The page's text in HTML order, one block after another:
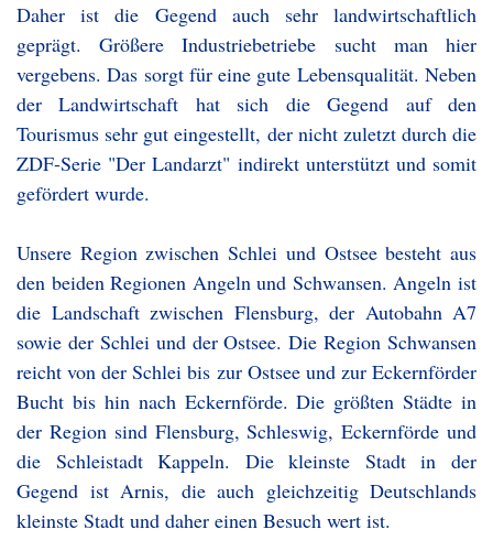
Daher ist die Gegend auch sehr landwirtschaftlich
geprägt. Größere Industriebetriebe sucht man hier
vergebens. Das sorgt für eine gute Lebensqualität. Neben
der Landwirtschaft hat sich die Gegend auf den
Tourismus sehr gut eingestellt, der nicht zuletzt durch die
ZDF-Serie "Der Landarzt" indirekt unterstützt und somit
gefördert wurde.
Unsere Region zwischen Schlei und Ostsee besteht aus
den beiden Regionen Angeln und Schwansen. Angeln ist
die Landschaft zwischen Flensburg, der Autobahn A7
sowie der Schlei und der Ostsee. Die Region Schwansen
reicht von der Schlei bis zur Ostsee und zur Eckernförder
Bucht bis hin nach Eckernförde. Die größten Städte in
der Region sind Flensburg, Schleswig, Eckernförde und
die Schleistadt Kappeln. Die kleinste Stadt in der
Gegend ist Arnis, die auch gleichzeitig Deutschlands
kleinste Stadt und daher einen Besuch wert ist.